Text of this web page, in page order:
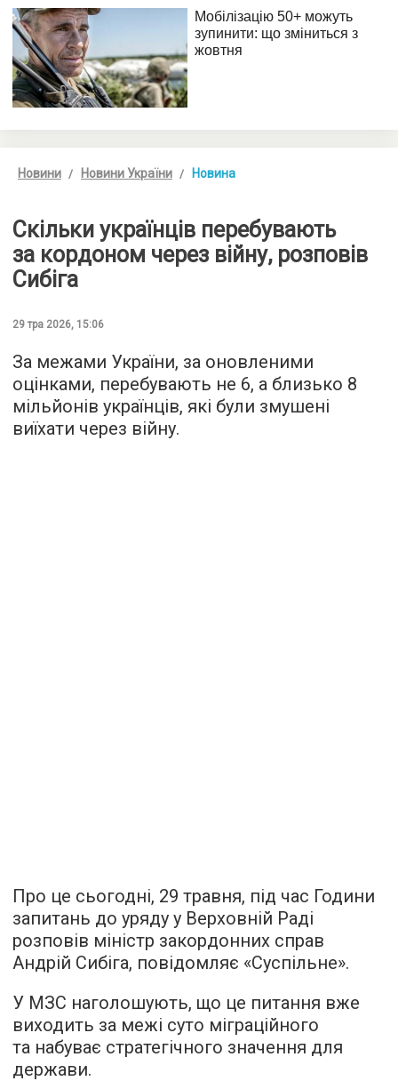
Новини Новини України Новина
Скільки українців перебувають
за кордоном через війну, розповів
Сибіга
29 тра 2026, 15:06
За межами України, за оновленими
оцінками, перебувають не 6, а близько 8
мільйонів українців, які були змушені
виїхати через війну.
Про це сьогодні, 29 травня, під час Години
запитань до уряду у Верховній Раді
розповів міністр закордонних справ
Андрій Сибіга, повідомляє «Суспільне».
У МЗС наголошують, що це питання вже
виходить за межі суто міграційного
та набуває стратегічного значення для
держави.